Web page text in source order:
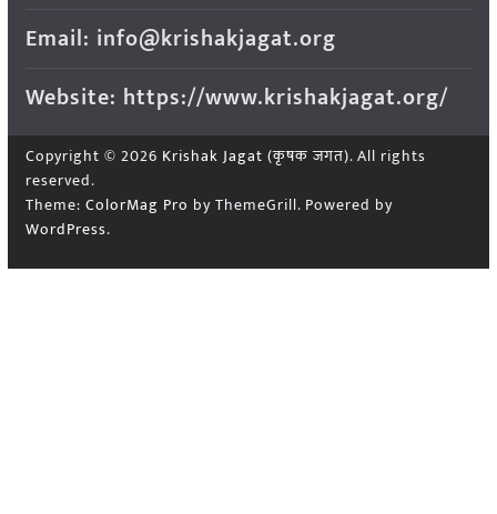
Email: info@krishakjagat.org
Website: https://www.krishakjagat.org/
Copyright © 2026 Krishak Jagat (कृषक जगत). All rights
reserved.
Theme: ColorMag Pro by ThemeGrill. Powered by
WordPress.